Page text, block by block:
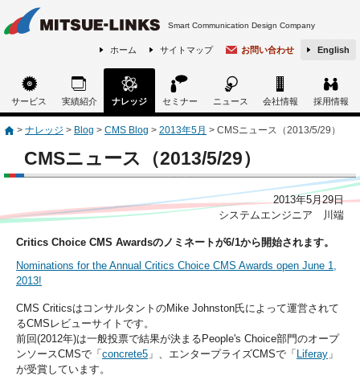
Smart Communication Design Company
ホーム サイトマップ お問い合わせ English
サービス 実績紹介 ナレッジ セミナー ニュース 会社情報 採用情報
> ナレッジ > Blog > CMS Blog > 2013年5月 > CMSニュース（2013/5/29）
CMSニュース（2013/5/29）
2013年5月29日
システムエンジニア 川端
Critics Choice CMS Awardsのノミネートが6/1から開始されます。
Nominations for the Annual Critics Choice CMS Awards open June 1,
2013!
CMS CriticsはコンサルタントのMike Johnston氏によって運営されて
るCMSレビューサイトです。
前回(2012年)は一般投票で結果が決まるPeople's Choice部門のオープ
ンソースCMSで「 concrete5 」、エンタープライズCMSで「 Liferay 」
が受賞しています。